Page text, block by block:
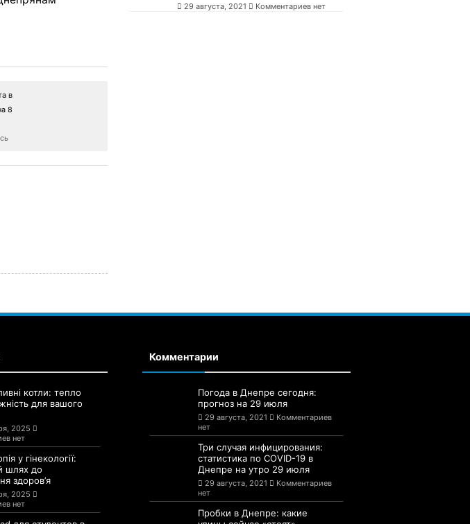
в
8
29 августа, 2021 Комментариев нет
котли: тепло
для вашого
2025
нет
у гінекології:
шлях до
здоров’я
2025
нет
Комментарии
Погода в Днепре сегодня:
прогноз на 29 июля
29 августа, 2021
Комментариев
нет
Три случая инфицирования:
статистика по COVID-19 в
Днепре на утро 29 июля
29 августа, 2021
Комментариев
нет
Пробки в Днепре: какие